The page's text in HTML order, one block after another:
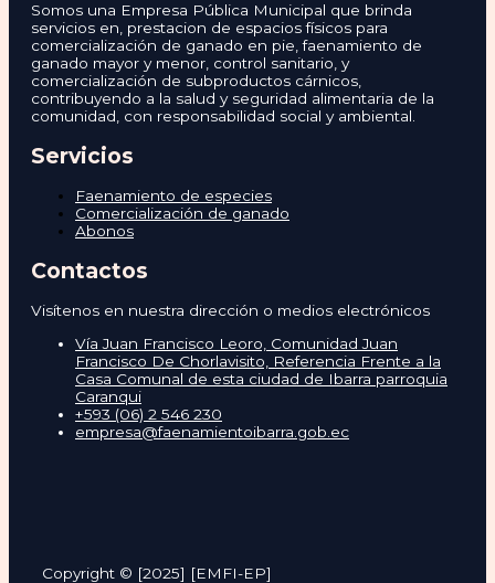
Somos una Empresa Pública Municipal que brinda
servicios en, prestacion de espacios físicos para
comercialización de ganado en pie, faenamiento de
ganado mayor y menor, control sanitario, y
comercialización de subproductos cárnicos,
contribuyendo a la salud y seguridad alimentaria de la
comunidad, con responsabilidad social y ambiental.
Servicios
Faenamiento de especies
Comercialización de ganado
Abonos
Contactos
Visítenos en nuestra dirección o medios electrónicos
Vía Juan Francisco Leoro, Comunidad Juan
Francisco De Chorlavisito, Referencia Frente a la
Casa Comunal de esta ciudad de Ibarra parroquia
Caranqui
+593 (06) 2 546 230
empresa@faenamientoibarra.gob.ec
Copyright © [2025] [EMFI-EP]